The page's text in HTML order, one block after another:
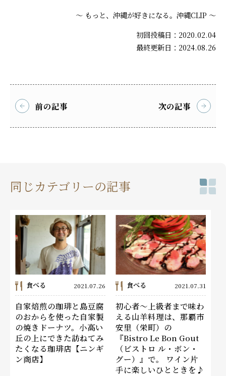
～ もっと、沖縄が好きになる。沖縄CLIP ～
初回投稿日：2020.02.04
最終更新日：2024.08.26
前の記事 次の記事
同じカテゴリーの記事
食べる 2021.07.26
自家焙煎の珈琲と島豆腐
のおからを使った自家製
の焼きドーナツ。小高い
丘の上にできた訪ねてみ
たくなる珈琲店【ニンギ
ン商店】
食べる 2021.07.31
初心者～上級者まで味わ
える山羊料理は、那覇市
安里（栄町）の
『Bistro Le Bon Gout
（ビストロ ル・ボン・
グー）』で。 ワイン片
手に楽しいひとときを♪